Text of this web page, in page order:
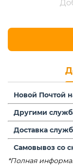
Новой Почтой
Другими
Доставка
Самовывоз со
*Полная